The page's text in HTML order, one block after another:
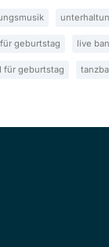
geburtstag live
für geburtstag